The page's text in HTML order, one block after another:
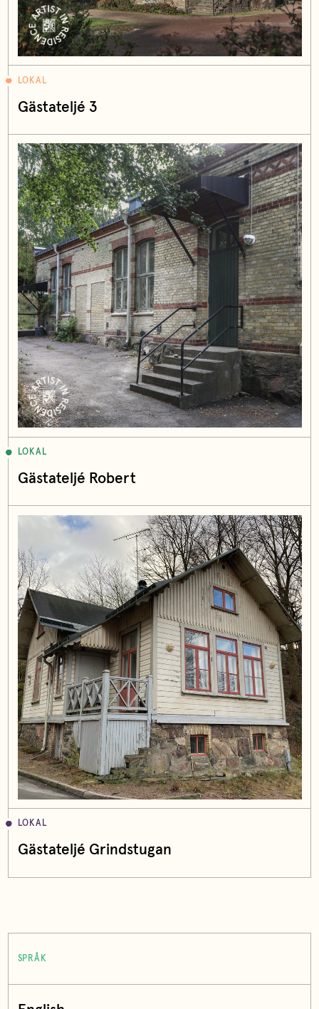
LOKAL
Gästateljé 3
LOKAL
Gästateljé Robert
LOKAL
Gästateljé Grindstugan
SPRÅK